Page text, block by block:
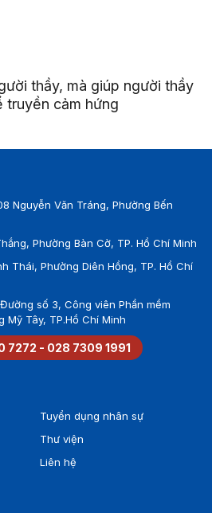
thầy, mà giúp người thầy
truyền cảm hứng
Nguyễn Văn Tráng, Phường Bến
Phường Bàn Cờ, TP. Hồ Chí Minh
Thái, Phường Diên Hồng, TP. Hồ Chí
số 3, Công viên Phần mềm
Mỹ Tây, TP.Hồ Chí Minh
7272 - 028 7309 1991
Tuyển dụng nhân sự
Thư viện
Liên hệ